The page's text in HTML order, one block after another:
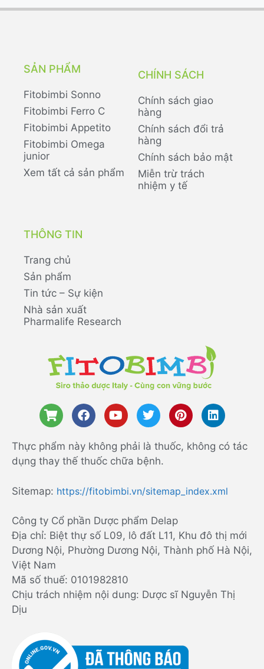
SẢN PHẨM
Fitobimbi Sonno
Fitobimbi Ferro C
Fitobimbi Appetito
Fitobimbi Omega
junior
Xem tất cả sản phẩm
CHÍNH SÁCH
Chính sách giao
hàng
Chính sách đổi trả
hàng
Chính sách bảo mật
Miễn trừ trách
nhiệm y tế
THÔNG TIN
Trang chủ
Sản phẩm
Tin tức – Sự kiện
Nhà sản xuất
Pharmalife Research
Thực phẩm này không phải là thuốc, không có tác
dụng thay thế thuốc chữa bệnh.
Sitemap: https://fitobimbi.vn/sitemap_index.xml
Công ty Cổ phần Dược phẩm Delap
Địa chỉ: Biệt thự số L09, lô đất L11, Khu đô thị mới
Dương Nội, Phường Dương Nội, Thành phố Hà Nội,
Việt Nam
Mã số thuế: 0101982810
Chịu trách nhiệm nội dung: Dược sĩ Nguyễn Thị
Dịu